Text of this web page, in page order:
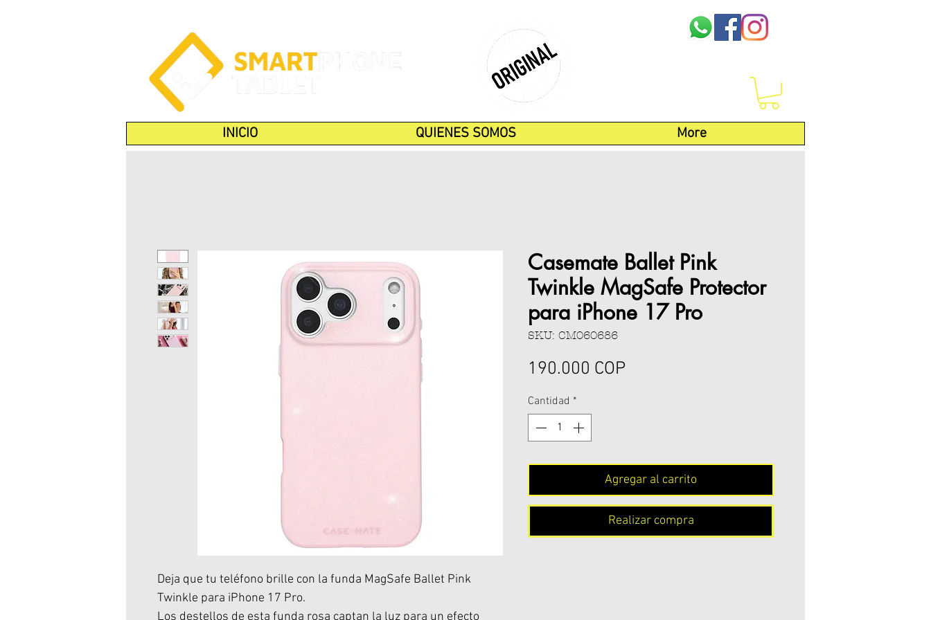
INICIO QUIENES SOMOS More
Deja que tu teléfono brille con la funda MagSafe Ballet Pink
Twinkle para iPhone 17 Pro.
Los destellos de esta funda rosa captan la luz para un efecto
Casemate Ballet Pink
Twinkle MagSafe Protector
para iPhone 17 Pro
SKU: CM060686
190.000 COP
Cantidad *
Agregar al carrito
Realizar compra